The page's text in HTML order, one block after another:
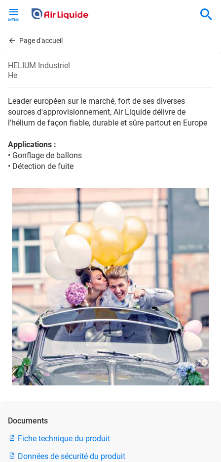
contentPage d'accueil
HELIUM Industriel
He
Leader européen sur le marché, fort de ses diverses
sources d'approvisionnement, Air Liquide délivre de
l'hélium de façon fiable, durable et sûre partout en Europe
Applications :
• Gonflage de ballons
• Détection de fuite
Documents
Fiche technique du produit
Données de sécurité du produit